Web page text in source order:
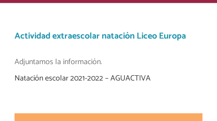
Actividad extraescolar natación Liceo Europa
Adjuntamos la información.
Natación escolar 2021-2022 – AGUACTIVA